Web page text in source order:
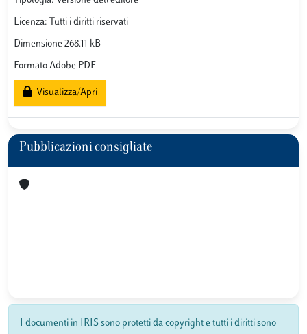
Licenza: Tutti i diritti riservati
Dimensione 268.11 kB
Formato Adobe PDF
Visualizza/Apri
Pubblicazioni consigliate
I documenti in IRIS sono protetti da copyright e tutti i diritti sono